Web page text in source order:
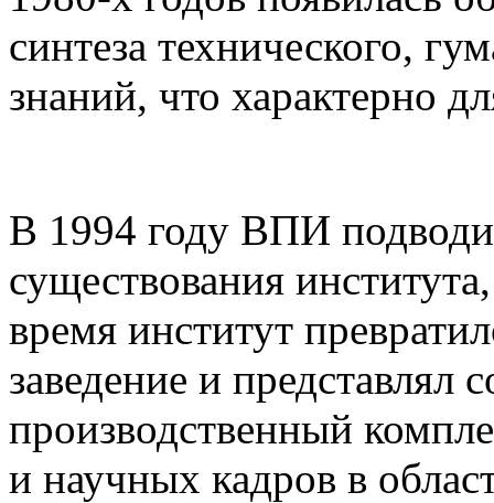
синтеза технического,
знаний, что характерно
В 1994 году ВПИ
существования
время институт
заведение и
производственный
и научных кадров в